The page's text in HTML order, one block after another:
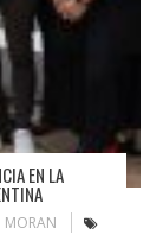
EN LA
MORAN